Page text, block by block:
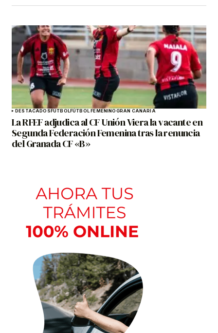
DESTACADOSFÚTBOLFÚTBOL FEMENINOGRAN CANARIA
La RFEF adjudica al CF Unión Viera la vacante en
Segunda Federación Femenina tras la renuncia
del Granada CF «B»